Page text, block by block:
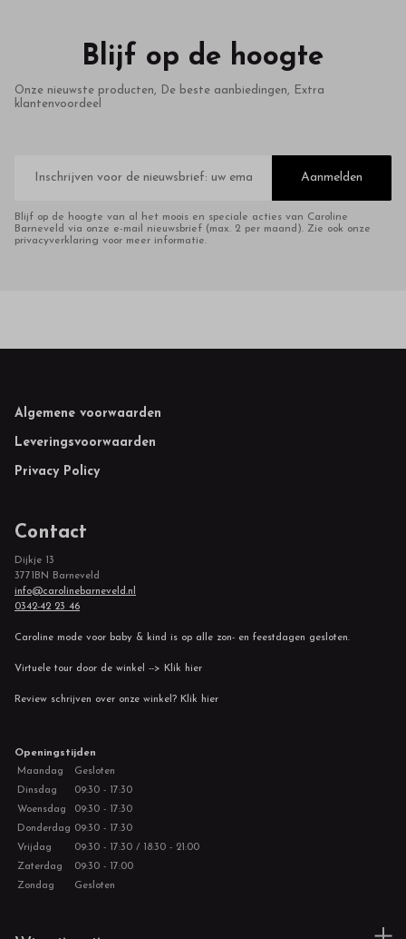
Blijf op de hoogte
Onze nieuwste producten, De beste aanbiedingen, Extra
klantenvoordeel
mailadres
Aanmelden
Blijf op de hoogte van al het moois en speciale acties van Caroline
Barneveld via onze e-mail nieuwsbrief (max. 2 per maand). Zie ook onze
privacyverklaring voor meer informatie.
Footer
Algemene voorwaarden
Leveringsvoorwaarden
Privacy Policy
Contact
Dijkje 13
3771BN Barneveld
info@carolinebarneveld.nl
0342-42 23 46
Caroline mode voor baby & kind is op alle zon- en feestdagen gesloten.
Virtuele tour door de winkel --> Klik hier
Review schrijven over onze winkel? Klik hier
Openingstijden
Maandag
Gesloten
Dinsdag
09:30 - 17:30
Woensdag
09:30 - 17:30
Donderdag 09:30 - 17:30
Vrijdag
09:30 - 17:30 / 18:30 - 21:00
Zaterdag
09:30 - 17:00
Zondag
Gesloten